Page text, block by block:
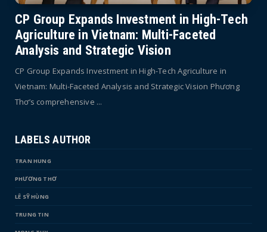
CP Group Expands Investment in High-Tech
Agriculture in Vietnam: Multi-Faceted
Analysis and Strategic Vision
CP Group Expands Investment in High-Tech Agriculture in
Vietnam: Multi-Faceted Analysis and Strategic Vision Phương
Thơ’s comprehensive ...
LABELS AUTHOR
TRAN HUNG
PHƯƠNG THƠ
LÊ SỸ HÙNG
TRUNG TIN